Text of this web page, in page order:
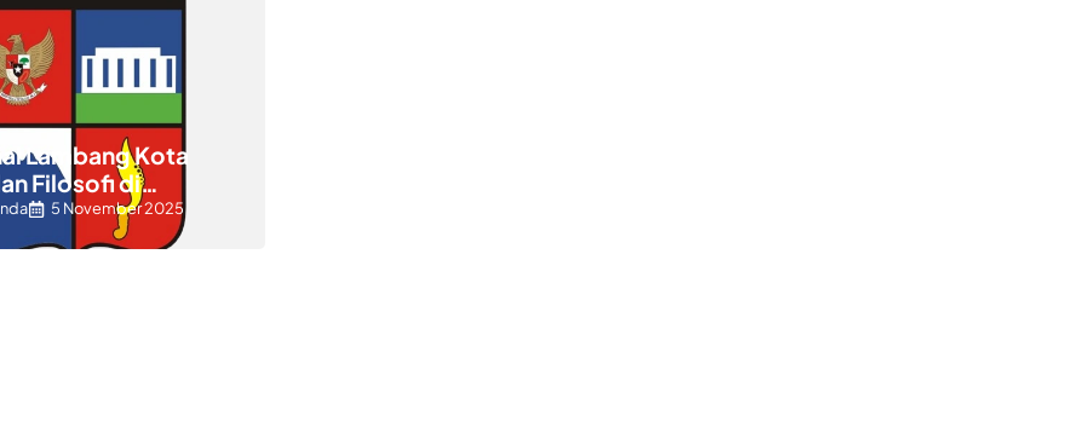
Lambang Kota
Filosofi di
5 November 2025